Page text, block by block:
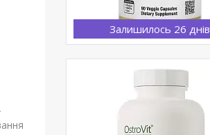
Залишилось 26 днів